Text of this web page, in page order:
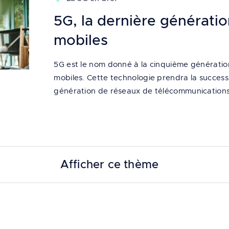
5G, la dernière
mobiles
5G est le nom donné à la cinquième
mobiles. Cette technologie prendra la
génération de réseaux de
Afficher ce thème